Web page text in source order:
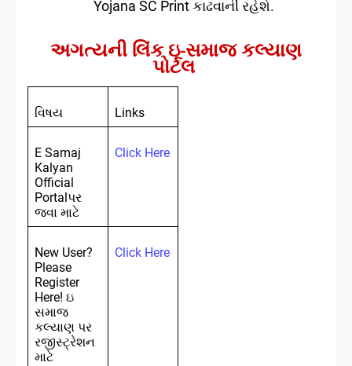
Yojana SC Print કાઢવાની રહેશે.
અગત્યની લિંક ઇ-સમાજ કલ્યાણ
પોર્ટલ
વિષય Links
E Samaj
Kalyan
Official
Portal પર
જવા માટે
Click Here
New User?
Please
Register
Here! ઇ
સમાજ
કલ્યાણ પર
રજીસ્ટ્રેશન
માટે
Click Here